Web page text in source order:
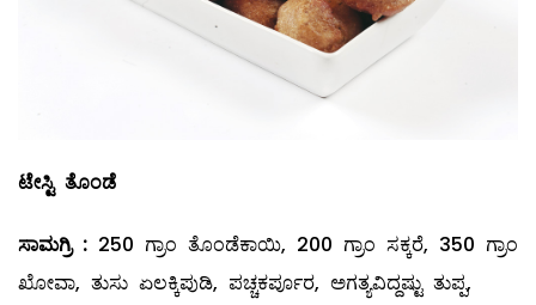
ಟೇಸ್ಟಿ ತೊಂಡೆ
ಸಾಮಗ್ರಿ: 250 ಗ್ರಾಂ ತೊಂಡೆಕಾಯಿ, 200 ಗ್ರಾಂ ಸಕ್ಕರೆ, 350 ಗ್ರಾಂ
ಖೋವಾ, ತುಸು ಏಲಕ್ಕಿಪುಡಿ, ಪಚ್ಚಕರ್ಪೂರ, ಅಗತ್ಯವಿದ್ದಷ್ಟು ತುಪ್ಪ,